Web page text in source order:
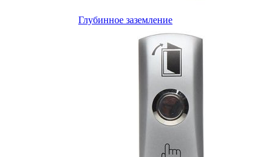
Глубинное заземление